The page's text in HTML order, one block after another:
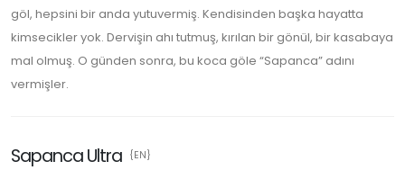
göl, hepsini bir anda yutuvermiş. Kendisinden başka hayatta
kimsecikler yok. Dervişin ahı tutmuş, kırılan bir gönül, bir kasabaya
mal olmuş. O günden sonra, bu koca göle “Sapanca” adını
vermişler.
Sapanca Ultra {EN}